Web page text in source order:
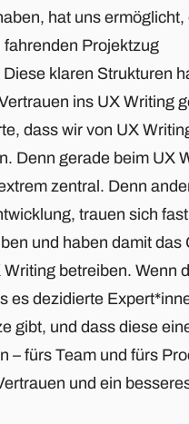
hat uns ermöglicht,
fahrenden Projektzug
klaren Strukturen
ins UX Writing
dass wir von UX
Denn gerade beim UX
zentral. Denn
trauen sich
und haben damit das
betreiben. Wenn
es dezidierte
gibt, und dass diese
– fürs Team und fürs
und ein